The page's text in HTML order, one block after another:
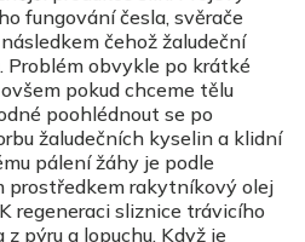
fungování česla, svěrače
čehož žaludeční
Problém obvykle po krátké
pokud chceme tělu
poohlédnout se po
žaludečních kyselin a klidní
pálení žáhy je podle
prostředkem rakytníkový olej
regeneraci sliznice trávicího
pýru a lopuchu. Když je